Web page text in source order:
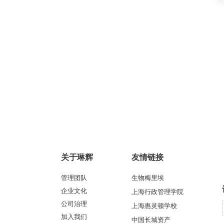
关于琳辉
管理团队
企业文化
公司治理
加入我们
友情链接
生物梅里埃
上海行政管理学院
上海惠灵顿学校
中国长城资产